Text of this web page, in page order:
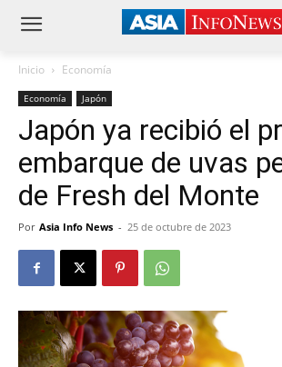
Inicio Economía
Economía Japón
Japón ya recibió el
embarque de uvas
de Fresh del Monte
Por Asia Info News - 25 de octubre de 2023